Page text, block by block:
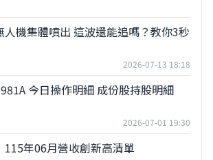
人機集體噴出 這波還能追嗎？教你3秒
2026-07-13 18:18
今日操作明細 成份股持股明細
2026-07-01 19:30
115年06月營收創新高清單